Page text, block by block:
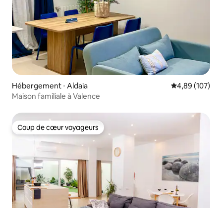
Hébergement ⋅ Aldaia Évaluation
4,89 (107)
Maison familiale à Valence
Coup de cœur voyageurs
Coup de cœur voyageurs